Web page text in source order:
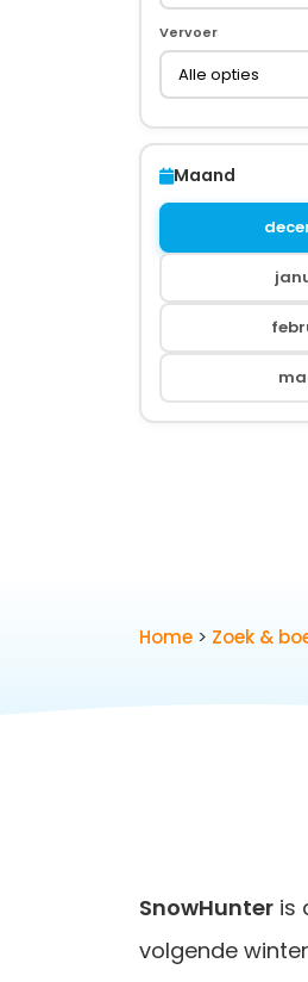
Vervoer
Maand
Home > Zoek &
SnowHunter is
volgende